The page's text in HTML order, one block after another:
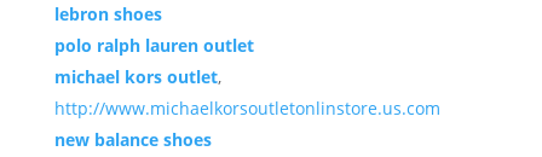
lebron shoes
polo ralph lauren outlet
michael kors outlet,
http://www.michaelkorsoutletonlinstore.us.com
new balance shoes